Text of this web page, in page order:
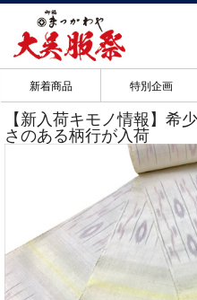
新着商品 特別企画
【新入荷キモノ情報】希
さのある柄行が入荷